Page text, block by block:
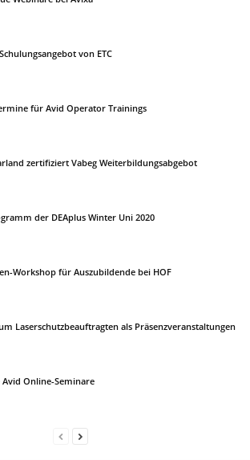
von ETC
für Avid Operator Trainings
zertifiziert Vabeg Weiterbildungsabgebot
der DEAplus Winter Uni 2020
Workshop für Auszubildende bei HOF
Laserschutzbeauftragten als Präsenzveranstaltungen
Avid Online-Seminare